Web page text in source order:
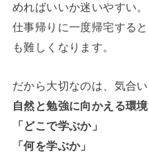
めればいいか迷いやすい。
仕事帰りに一度帰宅する
も難しくなります。
だから大切なのは、気合
自然と勉強に向かえる環
「どこで学ぶか」
「何を学ぶか」